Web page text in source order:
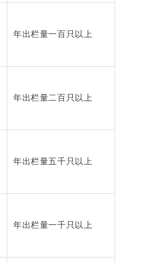
年出栏量一百只以上
年出栏量二百只以上
年出栏量五千只以上
年出栏量一千只以上